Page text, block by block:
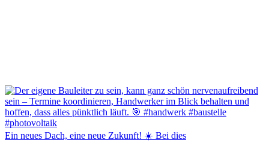
Ein neues Dach, eine neue Zukunft! ☀️ Bei dies